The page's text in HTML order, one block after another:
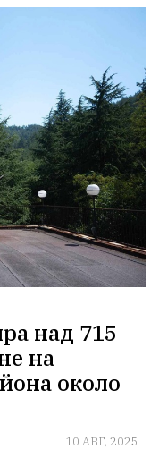
над 715
на
около
10 АВГ, 2025